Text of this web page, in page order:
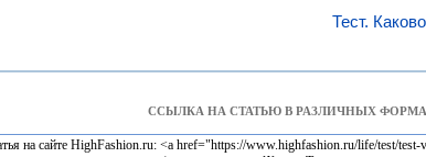
Тест.
ССЫЛКА НА СТАТЬЮ В РАЗЛИЧНЫХ